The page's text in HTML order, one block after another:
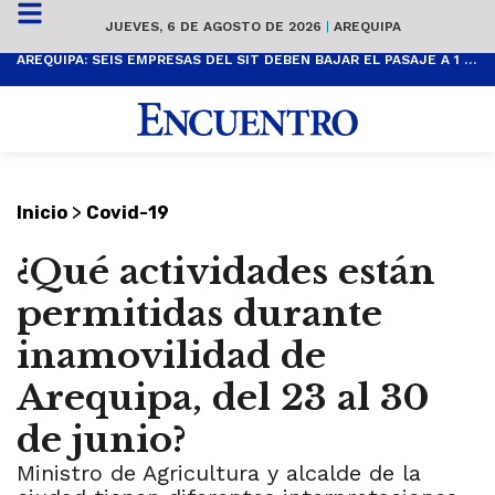
JUEVES, 6 DE AGOSTO DE 2026 | AREQUIPA
AREQUIPA: SEIS EMPRESAS DEL SIT DEBEN BAJAR EL PASAJE A 1 SOL
Inicio > Covid-19
¿Qué actividades están
permitidas durante
inamovilidad de
Arequipa, del 23 al 30
de junio?
Ministro de Agricultura y alcalde de la